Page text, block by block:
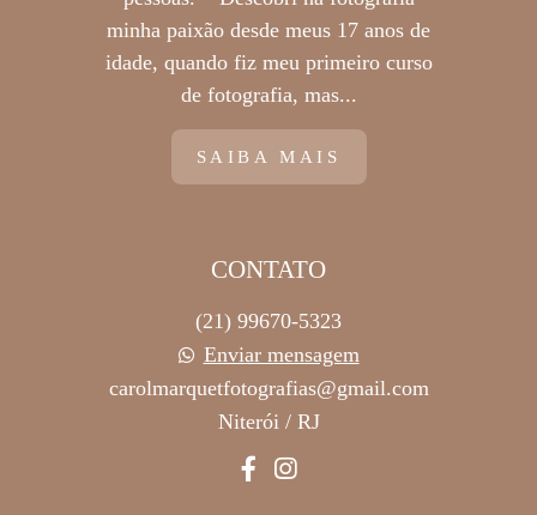
minha paixão desde meus 17 anos de
idade, quando fiz meu primeiro curso
de fotografia, mas...
SAIBA MAIS
CONTATO
(21) 99670-5323
Enviar mensagem
carolmarquetfotografias@gmail.com
Niterói / RJ